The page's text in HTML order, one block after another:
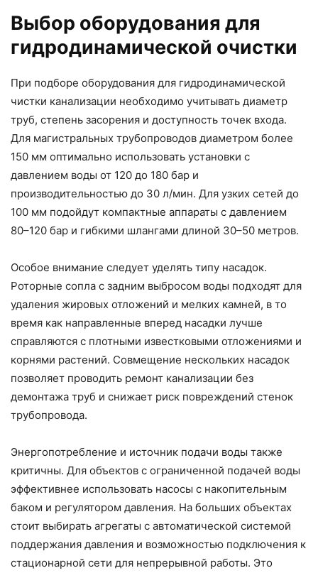
Выбор оборудования для
гидродинамической очистки
При подборе оборудования для гидродинамической
чистки канализации необходимо учитывать диаметр
труб, степень засорения и доступность точек входа.
Для магистральных трубопроводов диаметром более
150 мм оптимально использовать установки с
давлением воды от 120 до 180 бар и
производительностью до 30 л/мин. Для узких сетей до
100 мм подойдут компактные аппараты с давлением
80–120 бар и гибкими шлангами длиной 30–50 метров.
Особое внимание следует уделять типу насадок.
Роторные сопла с задним выбросом воды подходят для
удаления жировых отложений и мелких камней, в то
время как направленные вперед насадки лучше
справляются с плотными известковыми отложениями и
корнями растений. Совмещение нескольких насадок
позволяет проводить ремонт канализации без
демонтажа труб и снижает риск повреждений стенок
трубопровода.
Энергопотребление и источник подачи воды также
критичны. Для объектов с ограниченной подачей воды
эффективнее использовать насосы с накопительным
баком и регулятором давления. На больших объектах
стоит выбирать агрегаты с автоматической системой
поддержания давления и возможностью подключения к
стационарной сети для непрерывной работы. Это